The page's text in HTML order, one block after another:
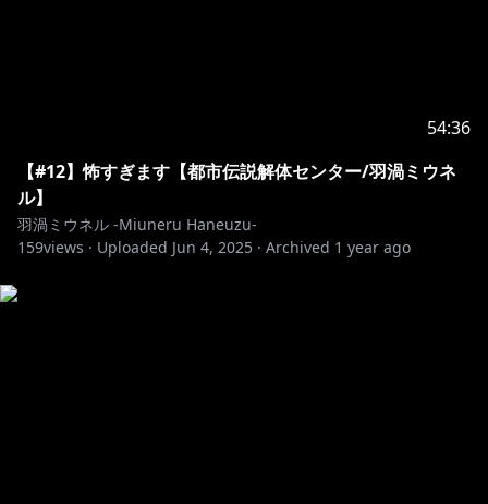
･･･････････････････････････････
Twitter✿https://twitter.com/Miuneru_
（配信やコラボなどの告知はこちら）
54:36
【#12】怖すぎます【都市伝説解体センター/羽渦ミウネ
ル】
羽渦ミウネル -Miuneru Haneuzu-
159views · Uploaded Jun 4, 2025 · Archived 1 year ago